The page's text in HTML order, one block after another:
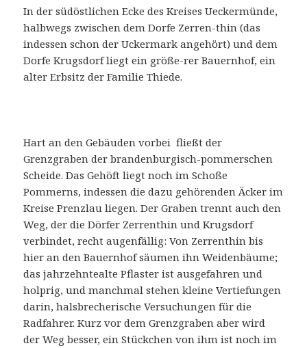
In der südöstlichen Ecke des Kreises Ueckermünde,
halbwegs zwischen dem Dorfe Zerren-thin (das
indessen schon der Uckermark angehört) und dem
Dorfe Krugsdorf liegt ein größe-rer Bauernhof, ein
alter Erbsitz der Familie Thiede.
Hart an den Gebäuden vorbei fließt der
Grenzgraben der brandenburgisch-pommerschen
Scheide. Das Gehöft liegt noch im Schoße
Pommerns, indessen die dazu gehörenden Äcker im
Kreise Prenzlau liegen. Der Graben trennt auch den
Weg, der die Dörfer Zerrenthin und Krugsdorf
verbindet, recht augenfällig: Von Zerrenthin bis
hier an den Bauernhof säumen ihn Weidenbäume;
das jahrzehntealte Pflaster ist ausgefahren und
holprig, und manchmal stehen kleine Vertiefungen
darin, halsbrecherische Versuchungen für die
Radfahrer. Kurz vor dem Grenzgraben aber wird
der Weg besser, ein Stückchen von ihm ist noch im